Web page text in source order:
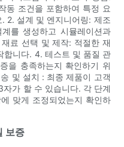
동 조건을 포함하여 특정 요
2. 설계 및 엔지니어링: 제조
를 생성하고 시뮬레이션과
료 선택 및 제작: 적절한 재
합니다. 4. 테스트 및 품질 관
을 충족하는지 확인하기 위
및 설치 : 최종 제품이 고객
가 할 수 있습니다. 각 단계
맞게 조정되었는지 확인하
보증